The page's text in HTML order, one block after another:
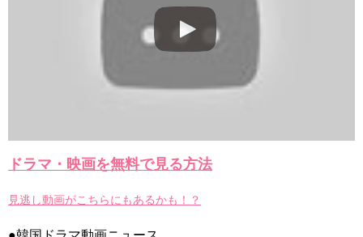
「退屈だ・暇だ」を韓国語では？「심심하다（シムシマダ）」
の意味・使い方について
■韓国ドラマ『キング～Two Hearts』予告動画（日本語字幕）
yoon kyun sang
ユン・ギュンサン主演「潜入弁護人」第1回特別公開！
ハン・ヘジン 한혜진 – (선공개) 강남 3대 얼짱 출신 &#39;한혜진
언니&#39; (ft. 도여니의 학창시절) | 편 먹고 갈래요? 밥블레스유 2
ソン・ヘギョ – ソンヘギョ キスまとめ
한가인 –
ドラマ・映画を無料で見る方法
見逃し動画がこちらにもあるかも！？